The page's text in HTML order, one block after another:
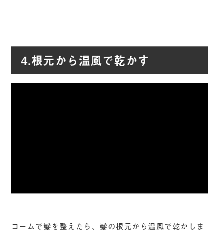
4.根元から温風で乾かす
コームで髪を整えたら、髪の根元から温風で乾かしま